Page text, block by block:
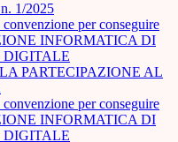
1/2025
per conseguire
INFORMATICA DI
PARTECIPAZIONE AL
per conseguire
INFORMATICA DI